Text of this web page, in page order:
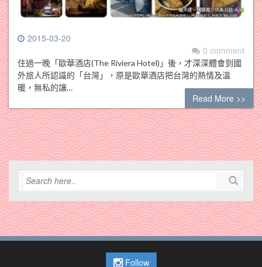
2015-03-20
0 comment
住過一晚「歐華酒店(The Riviera Hotel)」後，才深深體會到國
外旅人所認識的「台灣」，原是歐華酒店把台灣的熱情及溫
暖，無私的讓…
Read More >>
Follow